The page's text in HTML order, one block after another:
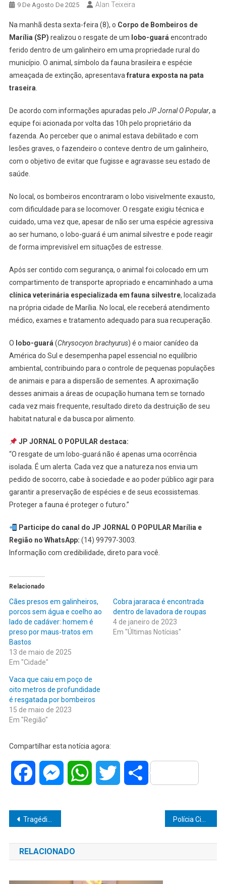
9 De Agosto De 2025 Alan Teixeira
Na manhã desta sexta-feira (8), o Corpo de Bombeiros de
Marília (SP) realizou o resgate de um lobo-guará encontrado
ferido dentro de um galinheiro em uma propriedade rural do
município. O animal, símbolo da fauna brasileira e espécie
ameaçada de extinção, apresentava fratura exposta na pata
traseira
De acordo com informações apuradas pelo JP Jornal O Popular, a
equipe foi acionada por volta das 10h pelo proprietário da
fazenda. Ao perceber que o animal estava debilitado e com
lesões graves, o fazendeiro o conteve dentro de um galinheiro,
com o objetivo de evitar que fugisse e agravasse seu estado de
saúde.
No local, os bombeiros encontraram o lobo visivelmente exausto,
com dificuldade para se locomover. O resgate exigiu técnica e
cuidado, uma vez que, apesar de não ser uma espécie agressiva
ao ser humano, o lobo-guará é um animal silvestre e pode reagir
de forma imprevisível em situações de estresse.
Após ser contido com segurança, o animal foi colocado em um
compartimento de transporte apropriado e encaminhado a uma
clínica veterinária especializada em fauna silvestre, localizada
na própria cidade de Marília. No local, ele receberá atendimento
médico, exames e tratamento adequado para sua recuperação.
O lobo-guará (Chrysocyon brachyurus) é o maior canídeo da
América do Sul e desempenha papel essencial no equilíbrio
ambiental, contribuindo para o controle de pequenas populações
de animais e para a dispersão de sementes. A aproximação
desses animais a áreas de ocupação humana tem se tornado
cada vez mais frequente, resultado direto da destruição de seu
habitat natural e da busca por alimento.
JP JORNAL O POPULAR destaca:
“O resgate de um lobo-guará não é apenas uma ocorrência
isolada. É um alerta. Cada vez que a natureza nos envia um
pedido de socorro, cabe à sociedade e ao poder público agir para
garantir a preservação de espécies e de seus ecossistemas.
Proteger a fauna é proteger o futuro.”
Participe do canal do JP JORNAL O POPULAR Marília e
Região no WhatsApp: (14) 99797-3003.
Informação com credibilidade, direto para você.
Relacionado
Cães presos em galinheiros,
porcos sem água e coelho ao
lado de cadáver: homem é
preso por maus-tratos em
Bastos
13 de maio de 2025
Em "Cidade"
Cobra jararaca é encontrada
dentro de lavadora de roupas
4 de janeiro de 2023
Em "Últimas Notícias"
Vaca que caiu em poço de
oito metros de profundidade
é resgatada por bombeiros
15 de maio de 2023
Em "Região"
Compartilhar esta notícia agora:
Facebook MessengerWhatsAppTwitter Share
Navegação
de
Post
Tragédia na SP-315: Jovem morre após colisão frontal em Duartina
RELACIONADO